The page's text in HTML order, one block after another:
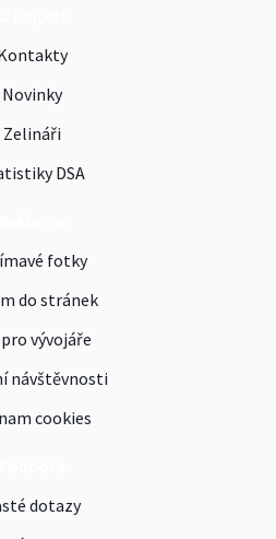
Novinky
Zelináři
DSA
fotky
do stránek
vývojáře
návštěvnosti
cookies
dotazy